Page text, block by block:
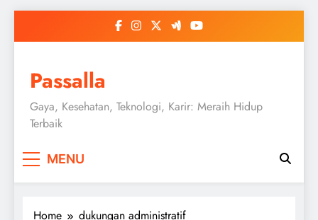
Passalla
Gaya, Kesehatan, Teknologi, Karir: Meraih Hidup
Terbaik
MENU
Home dukungan administratif